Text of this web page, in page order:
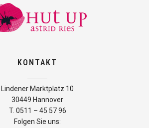
KONTAKT
Lindener Marktplatz 10
30449 Hannover
T. 0511 – 45 57 96
Folgen Sie uns: